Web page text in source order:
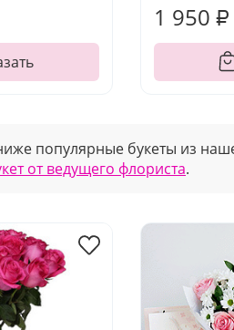
1 950 ₽
популярные букеты из
от ведущего флориста.